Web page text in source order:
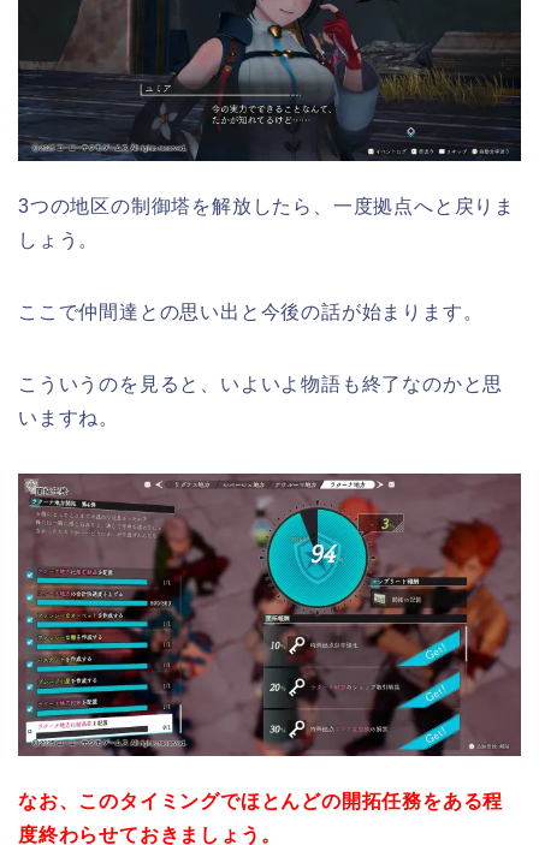
3つの地区の制御塔を解放したら、一度拠点へと戻りま
しょう。
ここで仲間達との思い出と今後の話が始まります。
こういうのを見ると、いよいよ物語も終了なのかと思
いますね。
なお、このタイミングでほとんどの開拓任務をある程
度終わらせておきましょう。